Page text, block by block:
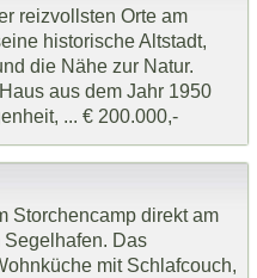
reizvollsten Orte am
historische Altstadt,
die Nähe zur Natur.
aus dem Jahr 1950
... € 200.000,-
Storchencamp direkt am
Das
mit Schlafcouch,